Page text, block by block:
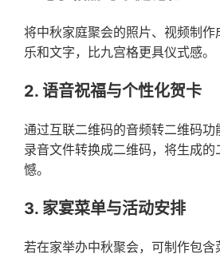
将中秋家庭聚会的照片、视频制
乐和文字，比九宫格更具仪式感。
2. 语音祝福与个性化贺卡
通过互联二维码的音频转二维码
录音文件转换成二维码，将生成
憾。
3. 家宴菜单与活动安排
若在家举办中秋聚会，可制作包